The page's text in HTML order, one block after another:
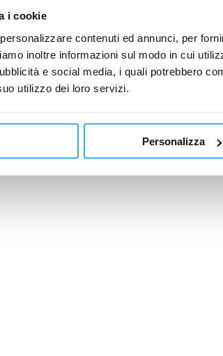
i cookie
contenuti ed annunci, per
inoltre informazioni sul modo in cui
e social media, i quali potrebbero
utilizzo dei loro servizi.
Personalizza